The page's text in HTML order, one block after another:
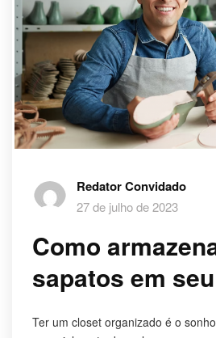
Redator Convidado
27 de julho de 2023
Como
sapatos em
Ter um closet organizado é o